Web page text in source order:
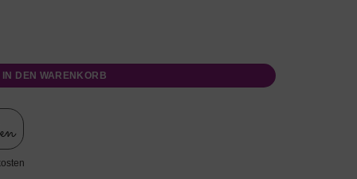
IN DEN WARENKORB